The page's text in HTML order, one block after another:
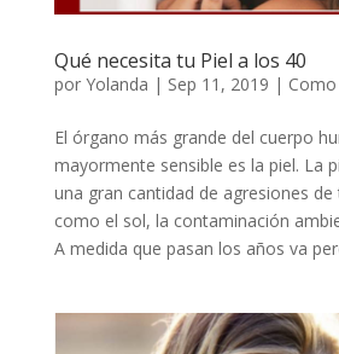
Qué necesita tu Piel a los 40
por Yolanda | Sep 11, 2019 |
El órgano más grande del cuerpo
mayormente sensible es la piel. La
una gran cantidad de agresiones
como el sol, la contaminación
A medida que pasan los años va